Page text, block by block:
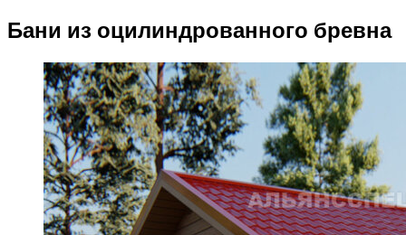
Бани из оцилиндрованного бревна